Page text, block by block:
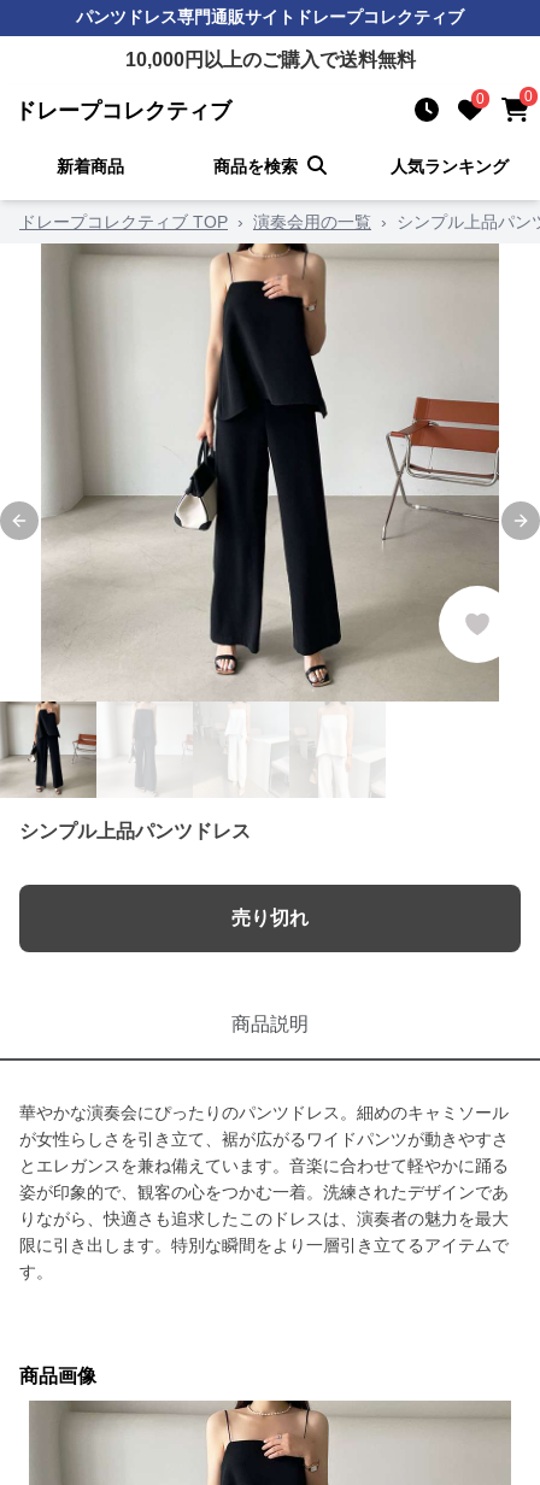
パンツドレス専門通販サイト ドレープコレクティブ
10,000円以上のご購入で送料無料
ドレープコレクティブ 0 0
新着商品 商品を検索 人気ランキング
ドレープコレクティブ TOP › 演奏会用の一覧 › シンプル上品パン
Previous slide
シンプル上品パンツドレス
売り切れ
商品説明
華やかな演奏会にぴったりのパンツドレス。細めのキャミソール
が女性らしさを引き立て、裾が広がるワイドパンツが動きやすさ
とエレガンスを兼ね備えています。音楽に合わせて軽やかに踊る
姿が印象的で、観客の心をつかむ一着。洗練されたデザインであ
りながら、快適さも追求したこのドレスは、演奏者の魅力を最大
限に引き出します。特別な瞬間をより一層引き立てるアイテムで
す。
商品画像